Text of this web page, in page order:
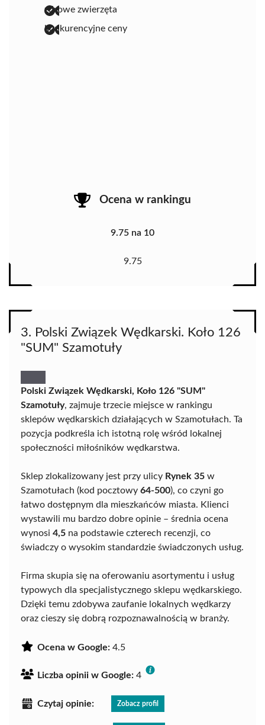
zdrowe zwierzęta
konkurencyjne ceny
Ocena w rankingu
9.75 na 10
9.75
3. Polski Związek Wędkarski. Koło 126
"SUM" Szamotuły
Polski Związek Wędkarski, Koło 126 "SUM"
Szamotuły, zajmuje trzecie miejsce w rankingu
sklepów wędkarskich działających w Szamotułach. Ta
pozycja podkreśla ich istotną rolę wśród lokalnej
społeczności miłośników wędkarstwa.
Sklep zlokalizowany jest przy ulicy Rynek 35 w
Szamotułach (kod pocztowy 64-500), co czyni go
łatwo dostępnym dla mieszkańców miasta. Klienci
wystawili mu bardzo dobre opinie – średnia ocena
wynosi 4,5 na podstawie czterech recenzji, co
świadczy o wysokim standardzie świadczonych usług.
Firma skupia się na oferowaniu asortymentu i usług
typowych dla specjalistycznego sklepu wędkarskiego.
Dzięki temu zdobywa zaufanie lokalnych wędkarzy
oraz cieszy się dobrą rozpoznawalnością w branży.
Ocena w Google: 4.5
Liczba opinii w Google: 4
Czytaj opinie: Zobacz profil